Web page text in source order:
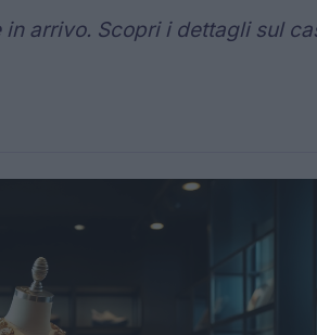
arrivo. Scopri i dettagli sul